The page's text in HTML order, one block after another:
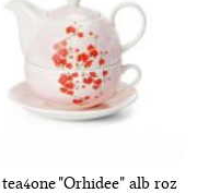
"Orhidee" alb roz